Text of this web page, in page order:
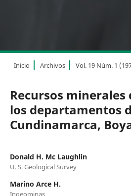
Inicio Archivos Vol. 19 Núm. 1
Recursos minerales
los departamentos
Cundinamarca,
Donald H. Mc Laughlin
U. S. Geological Survey
Marino Arce H.
Ingeominas